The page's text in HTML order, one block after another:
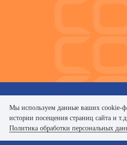
Мы используем данные ваших cookie-
истории посещения страниц сайта и
Политика обработки персональных